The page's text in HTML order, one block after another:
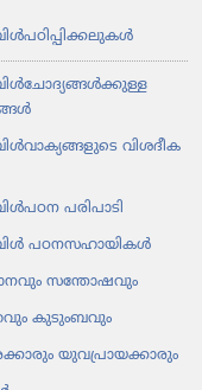
വിശദീ​ക​
പരിപാ​ടി
പഠനസ​ഹാ​യി​കൾ
സന്തോ​ഷ​വും
കുടുംബവും
യുവ​പ്രാ​യ​ക്കാ​രും